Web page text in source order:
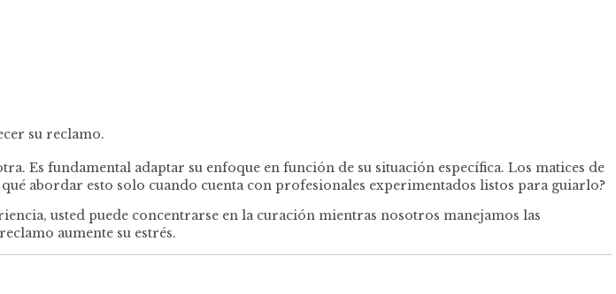
su reclamo.
Es fundamental adaptar su enfoque en función de su situación específica. Los matices de
abordar esto solo cuando cuenta con profesionales experimentados listos para guiarlo?
usted puede concentrarse en la curación mientras nosotros manejamos las
aumente su estrés.